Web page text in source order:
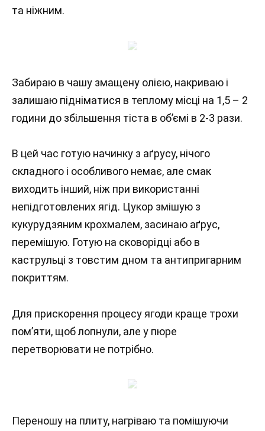
та ніжним.
Забираю в чашу змащену олією, накриваю і
залишаю підніматися в теплому місці на 1,5 – 2
години до збільшення тіста в об’ємі в 2-3 рази.
В цей час готую начинку з аґрусу, нічого
складного і особливого немає, але смак
виходить інший, ніж при використанні
непідготовлених ягід. Цукор змішую з
кукурудзяним крохмалем, засинаю аґрус,
перемішую. Готую на сковорідці або в
каструльці з товстим дном та антипригарним
покриттям.
Для прискорення процесу ягоди краще трохи
пом’яти, щоб лопнули, але у пюре
перетворювати не потрібно.
Переношу на плиту, нагріваю та помішуючи